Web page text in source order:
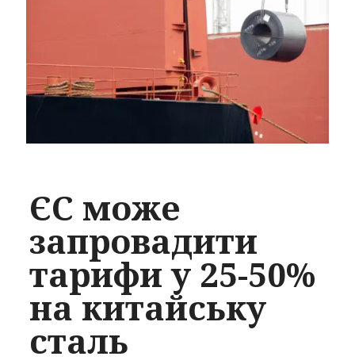
ЄС може
запровадити
тарифи у 25-50%
на китайську
сталь